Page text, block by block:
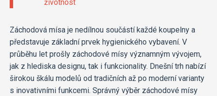
životnost
Záchodová mísa je nedílnou součástí každé koupelny a
představuje základní prvek hygienického vybavení. V
průběhu let prošly záchodové mísy významným vývojem,
jak z hlediska designu, tak i funkcionality. Dnešní trh nabízí
širokou škálu modelů od tradičních až po moderní varianty
s inovativními funkcemi. Správný výběr záchodové mísy